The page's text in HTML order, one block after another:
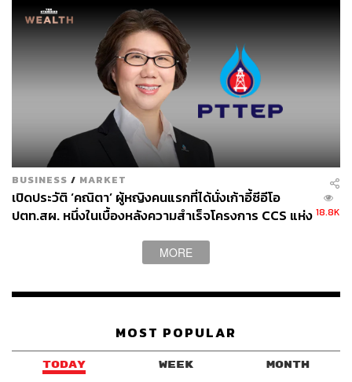
BUSINESS / MARKET
เปิดประวัติ ‘คณิตา’ ผู้หญิงคนแรกที่ได้นั่งเก้าอี้ซีอีโอ
ปตท.สผ. หนึ่งในเบื้องหลังความสำเร็จโครงการ CCS แห่ง 18.8K
MORE
MOST POPULAR
TODAY WEEK MONTH